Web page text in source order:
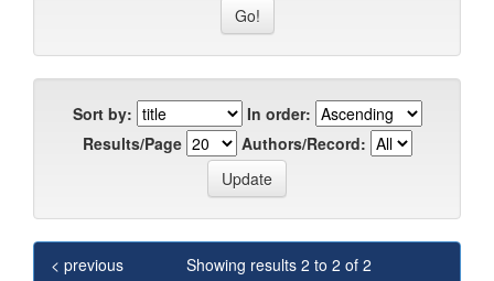
Sort by:
In order:
Results/Page
Authors/Record:
Showing results 2 to 2 of 2
< previous